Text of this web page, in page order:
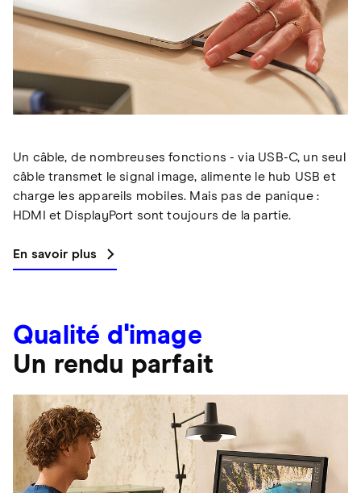
Un câble, de nombreuses fonctions - via USB-C, un seul
câble transmet le signal image, alimente le hub USB et
charge les appareils mobiles. Mais pas de panique :
HDMI et DisplayPort sont toujours de la partie.
En savoir plus
Qualité d'image
Un rendu parfait